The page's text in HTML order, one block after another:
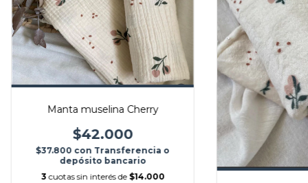
Manta muselina Cherry
$42.000
$37.800 con Transferencia o
depósito bancario
3 cuotas sin interés de $14.000